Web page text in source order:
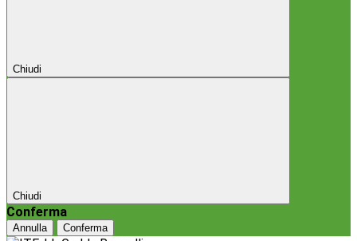
Chiudi
Chiudi
Conferma
Annulla Conferma